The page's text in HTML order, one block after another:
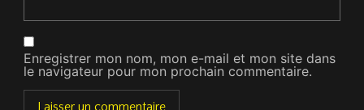
Enregistrer mon nom, mon e-mail et mon site dans
le navigateur pour mon prochain commentaire.